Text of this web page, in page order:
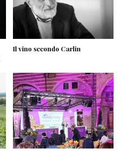
Il vino secondo Carlin